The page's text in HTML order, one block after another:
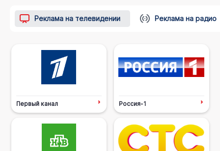
Реклама на телевидении Реклама на радио
Первый канал Россия-1